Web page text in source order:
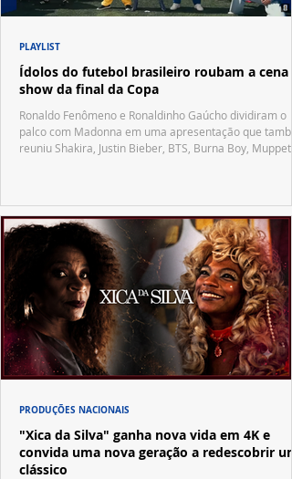
Ídolos do futebol brasileiro roubam a cena
show da final da Copa
Ronaldo Fenômeno e Ronaldinho Gaúcho dividiram o
palco com Madonna em uma apresentação que
reuniu Shakira, Justin Bieber, BTS, Burna Boy, Muppets,
PLAYLIST
"Xica da Silva" ganha nova vida em 4K e
convida uma nova geração a redescobrir um
clássico
PRODUÇÕES NACIONAIS